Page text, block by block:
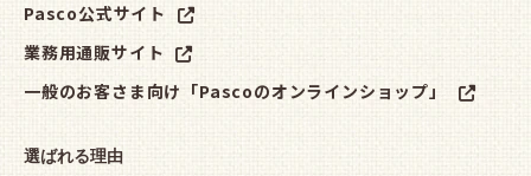
Pasco公式サイト
業務用通販サイト
一般のお客さま向け「Pascoのオンラインショップ」
選ばれる理由